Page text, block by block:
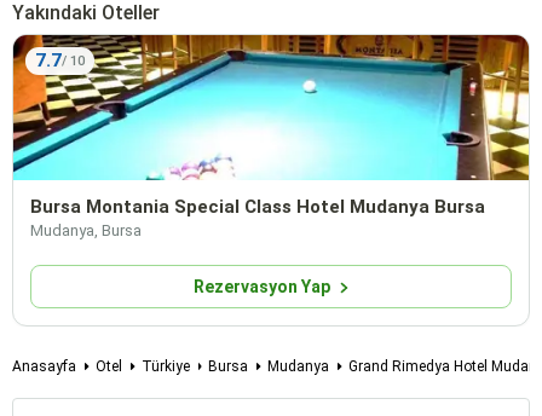
Yakındaki Oteller
7.7
Bursa Montania Special Class Hotel Mudanya Bursa
Mudanya, Bursa
Rezervasyon Yap
Anasayfa Otel Türkiye Bursa Mudanya Grand Ri̇medya Hotel